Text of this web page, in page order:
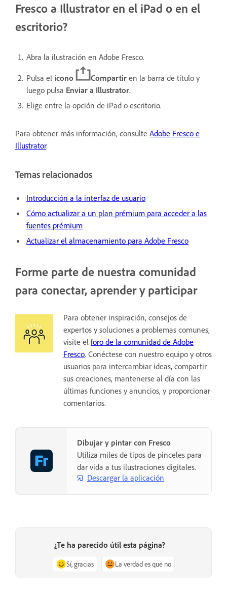
Fresco a Illustrator en el iPad o en el
escritorio?
Abra la ilustración en Adobe Fresco.
Pulsa el icono Compartir en la barra de título y
luego pulsa Enviar a Illustrator.
Elige entre la opción de iPad o escritorio.
Para obtener más información, consulte Adobe Fresco e
Illustrator.
Temas relacionados
Introducción a la interfaz de usuario
Cómo actualizar a un plan prémium para acceder a las
fuentes prémium
Actualizar el almacenamiento para Adobe Fresco
Forme parte de nuestra comunidad
para conectar, aprender y participar
Para obtener inspiración, consejos de
expertos y soluciones a problemas comunes,
visite el foro de la comunidad de Adobe
Fresco. Conéctese con nuestro equipo y otros
usuarios para intercambiar ideas, compartir
sus creaciones, mantenerse al día con las
últimas funciones y anuncios, y proporcionar
comentarios.
Dibujar y pintar con Fresco
Utiliza miles de tipos de pinceles para
dar vida a tus ilustraciones digitales.
Descargar la aplicación
¿Te ha parecido útil esta página?
Sí, gracias La verdad es que no